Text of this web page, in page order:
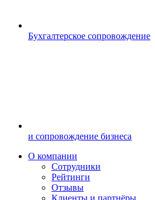
Бухгалтерское сопровождение
и сопровождение бизнеса
О компании
Сотрудники
Рейтинги
Отзывы
Клиенты и партнёры